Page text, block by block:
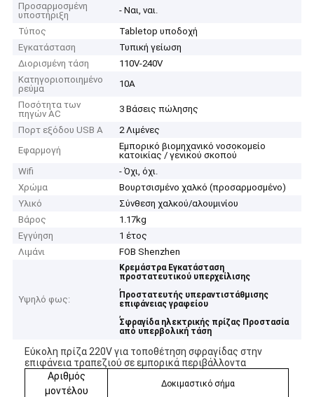
Προσαρμοσμένη
υποστήριξη
- Ναι, ναι.
Τύπος
Tabletop υποδοχή
Εγκατάσταση
Τυπική γείωση
Διορισμένη τάση
110V-240V
Κατηγοριοποιημένο
ρεύμα
10Α
Ποσότητα των
πηγών AC
3 Βάσεις πώλησης
Πορτ εξόδου USB A
2 Λιμένες
Εφαρμογή
Εμπορικό βιομηχανικό νοσοκομείο
κατοικίας / γενικού σκοπού
Wifi
- Όχι, όχι.
Χρώμα
Βουρτσισμένο χαλκό (προσαρμοσμένο)
Υλικό
Σύνθεση χαλκού/αλουμινίου
Βάρος
1.17kg
Εγγύηση
1 έτος
Λιμάνι
FOB Shenzhen
Υψηλό φως:
Κρεμάστρα Εγκατάσταση
προστατευτικού υπερχείλισης
,
Προστατευτής υπεραντιστάθμισης
επιφάνειας γραφείου
,
Σφραγίδα ηλεκτρικής πρίζας Προστασία
από υπερβολική τάση
Εύκολη πρίζα 220V για τοποθέτηση σφραγίδας στην
επιφάνεια τραπεζιού σε εμπορικά περιβάλλοντα
Αριθμός
μοντέλου
Δοκιμαστικό σήμα